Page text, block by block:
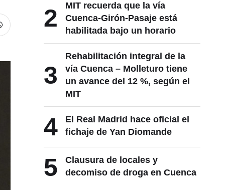
2
MIT recuerda que la vía
Cuenca-Girón-Pasaje está
habilitada bajo un horario
3
Rehabilitación integral de la
vía Cuenca – Molleturo tiene
un avance del 12 %, según el
MIT
4
El Real Madrid hace oficial el
fichaje de Yan Diomande
5
Clausura de locales y
decomiso de droga en Cuenca